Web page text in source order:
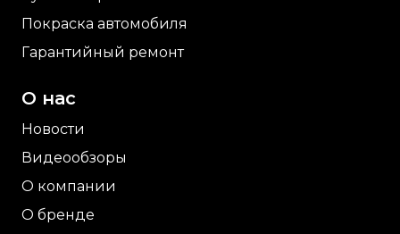
Покраска автомобиля
Гарантийный ремонт
О нас
Новости
Видеообзоры
О компании
О бренде